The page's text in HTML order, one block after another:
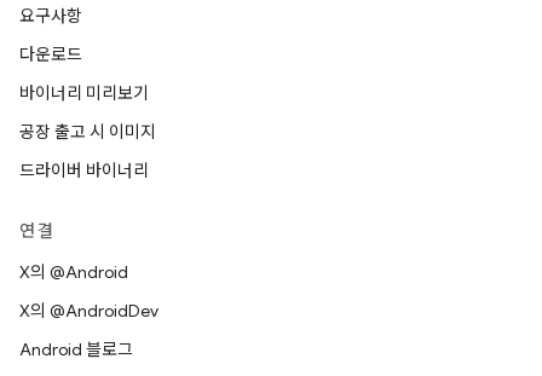
요구사항
다운로드
바이너리 미리보기
공장 출고 시 이미지
드라이버 바이너리
연결
X의 @Android
X의 @AndroidDev
Android 블로그